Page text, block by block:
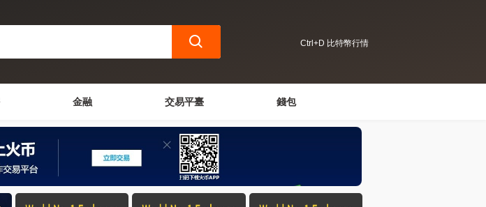
Ctrl+D 比特幣行情
金融 交易平臺 錢包